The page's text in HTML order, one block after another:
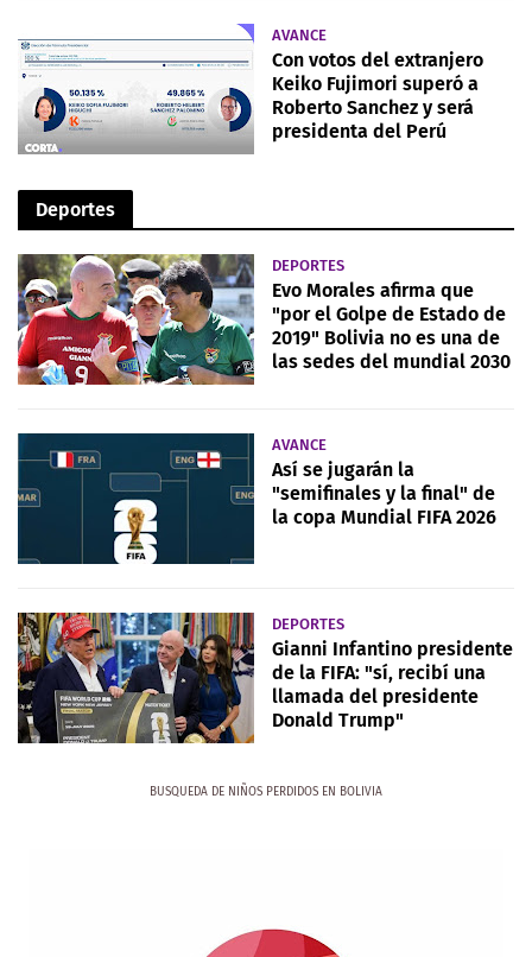
AVANCE
Con votos del extranjero
Keiko Fujimori superó a
Roberto Sanchez y será
presidenta del Perú
Deportes
DEPORTES
Evo Morales afirma que
"por el Golpe de Estado de
2019" Bolivia no es una de
las sedes del mundial 2030
AVANCE
Así se jugarán la
"semifinales y la final" de
la copa Mundial FIFA 2026
DEPORTES
Gianni Infantino presidente
de la FIFA: "sí, recibí una
llamada del presidente
Donald Trump"
BUSQUEDA DE NIÑOS PERDIDOS EN BOLIVIA